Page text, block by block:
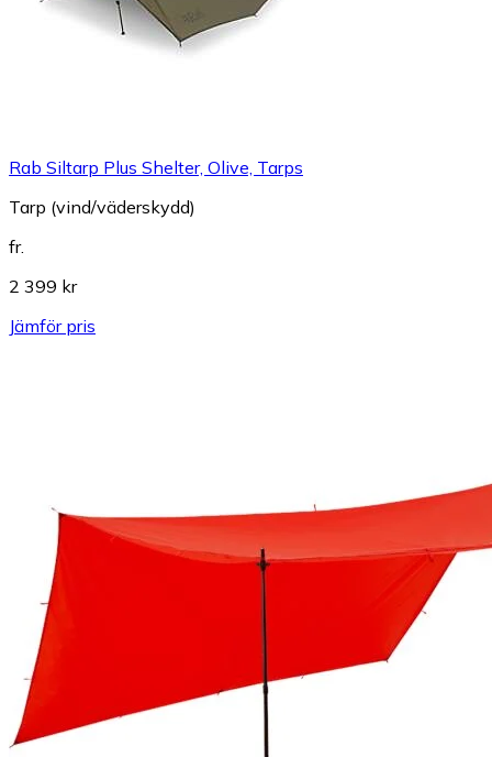
Rab Siltarp Plus Shelter, Olive, Tarps
Tarp (vind/väderskydd)
fr.
2 399 kr
Jämför pris